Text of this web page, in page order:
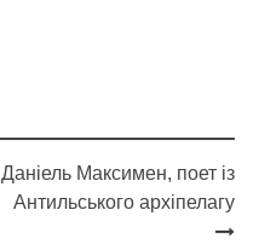
Даніель Максимен, поет із
Антильського архіпелагу